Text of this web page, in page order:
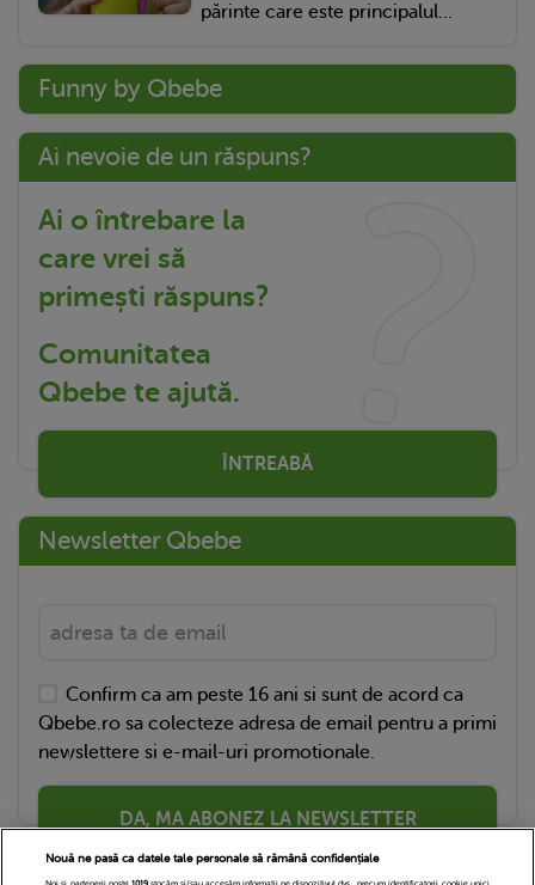
părinte care este principalul...
Funny by Qbebe
Ai nevoie de un răspuns?
Ai o întrebare la
care vrei să
primești răspuns?
Comunitatea
Qbebe te ajută.
ÎNTREABĂ
Newsletter Qbebe
Confirm ca am peste 16 ani si sunt de acord ca
Qbebe.ro sa colecteze adresa de email pentru a primi
newslettere si e-mail-uri promotionale.
DA, MA ABONEZ LA NEWSLETTER
Nouă ne pasă ca datele tale personale să rămână confidențiale